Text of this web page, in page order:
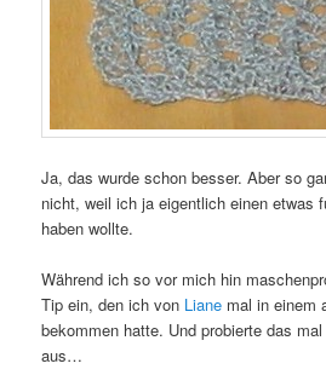
Ja, das wurde schon besser. Aber so
nicht, weil ich ja eigentlich einen etwas
haben wollte.
Während ich so vor mich hin
Tip ein, den ich von Liane mal in einem
bekommen hatte. Und probierte das
aus…